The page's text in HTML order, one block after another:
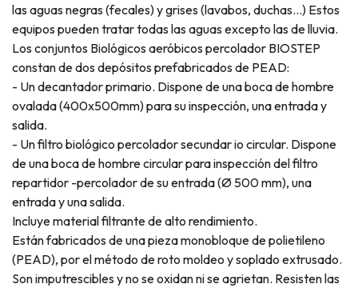
las aguas negras (fecales) y grises (lavabos, duchas...) Estos
equipos pueden tratar todas las aguas excepto las de lluvia.
Los conjuntos Biológicos aeróbicos percolador BIOSTEP
constan de dos depósitos prefabricados de PEAD:
- Un decantador primario. Dispone de una boca de hombre
ovalada (400x500mm) para su inspección, una entrada y
salida.
- Un filtro biológico percolador secundar io circular. Dispone
de una boca de hombre circular para inspección del filtro
repartidor -percolador de su entrada (Ø 500 mm), una
entrada y una salida.
Incluye material filtrante de alto rendimiento.
Están fabricados de una pieza monobloque de polietileno
(PEAD), por el método de roto moldeo y soplado extrusado.
Son imputrescibles y no se oxidan ni se agrietan. Resisten las